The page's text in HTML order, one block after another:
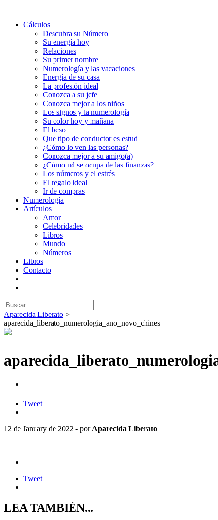
Cálculos
Descubra su Número
Su energía hoy
Relaciones
Su primer nombre
Numerología y las vacaciones
Energía de su casa
La profesión ideal
Conozca a su jefe
Conozca mejor a los niños
Los signos y la numerología
Su color hoy y mañana
El beso
Que tipo de conductor es estud
¿Cómo lo ven las personas?
Conozca mejor a su amigo(a)
¿Cómo ud se ocupa de las finanzas?
Los números y el estrés
El regalo ideal
Ir de compras
Numerología
Artículos
Amor
Celebridades
Libros
Mundo
Números
Libros
Contacto
Aparecida Liberato >
aparecida_liberato_numerologia_ano_novo_chines
Tweet
12 de January de 2022 - por Aparecida Liberato
Tweet
LEA TAMBIÉN...